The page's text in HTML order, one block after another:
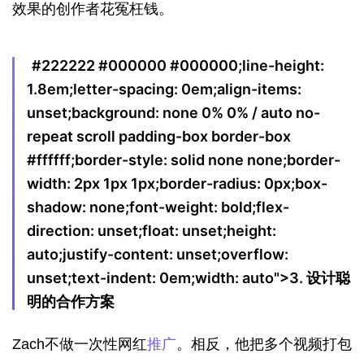
效果的创作者花冤枉钱。
#222222 #000000 #000000;line-height:
1.8em;letter-spacing: 0em;align-items:
unset;background: none 0% 0% / auto no-
repeat scroll padding-box border-box
#ffffff;border-style: solid none none;border-
width: 2px 1px 1px;border-radius: 0px;box-
shadow: none;font-weight: bold;flex-
direction: unset;float: unset;height:
auto;justify-content: unset;overflow:
unset;text-indent: 0em;width: auto">3. 设计聪
明的合作方案
Zach不做一次性网红推广。相反，他把多个视频打包